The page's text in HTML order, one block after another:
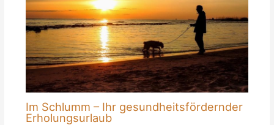
Im Schlumm – Ihr gesundheitsfördernder
Erholungsurlaub